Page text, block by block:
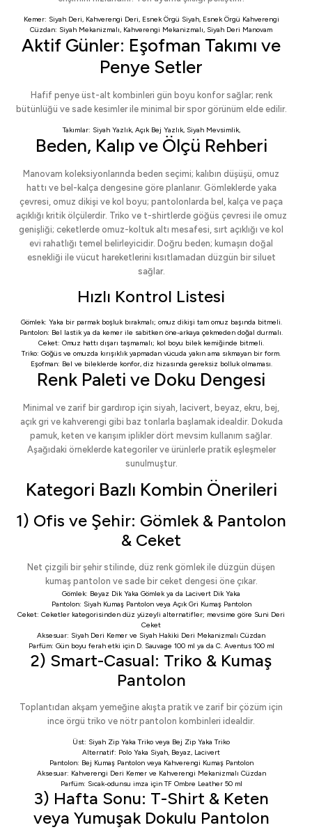
Kemer: Siyah Deri, Kahverengi Deri, Esnek Örgü Siyah, Esnek Örgü Kahverengi
Cüzdan: Siyah Mekanizmalı, Kahverengi Mekanizmalı, Siyah Deri Manovam
Aktif Günler: Eşofman Takımı ve
Penye Setler
Hafif penye üst-alt kombinleri gün boyu konfor sağlar; renk
bütünlüğü ve sade kesimler ile minimal bir spor görünüm elde edilir.
Takımlar: Siyah Yazlık, Açık Bej Yazlık, Siyah Mevsimlik,
Beden, Kalıp ve Ölçü Rehberi
Manovam koleksiyonlarında beden seçimi; kalıbın düşüşü, omuz
hattı ve bel-kalça dengesine göre planlanır. Gömleklerde yaka
çevresi, omuz dikişi ve kol boyu; pantolonlarda bel, kalça ve paça
açıklığı kritik ölçülerdir. Triko ve t-shirtlerde göğüs çevresi ile omuz
genişliği; ceketlerde omuz-koltuk altı mesafesi, sırt açıklığı ve kol
evi rahatlığı temel belirleyicidir. Doğru beden; kumaşın doğal
esnekliği ile vücut hareketlerini kısıtlamadan düzgün bir siluet
sağlar.
Hızlı Kontrol Listesi
Gömlek: Yaka bir parmak boşluk bırakmalı; omuz dikişi tam omuz başında bitmeli.
Pantolon: Bel lastik ya da kemer ile sabitken öne-arkaya çekmeden doğal durmalı.
Ceket: Omuz hattı dışarı taşmamalı; kol boyu bilek kemiğinde bitmeli.
Triko: Göğüs ve omuzda kırışıklık yapmadan vücuda yakın ama sıkmayan bir form.
Eşofman: Bel ve bileklerde konfor, diz hizasında gereksiz bolluk olmaması.
Renk Paleti ve Doku Dengesi
Minimal ve zarif bir gardırop için siyah, lacivert, beyaz, ekru, bej,
açık gri ve kahverengi gibi baz tonlarla başlamak idealdir. Dokuda
pamuk, keten ve karışım iplikler dört mevsim kullanım sağlar.
Aşağıdaki örneklerde kategoriler ve ürünlerle pratik eşleşmeler
sunulmuştur.
Kategori Bazlı Kombin Önerileri
1) Ofis ve Şehir: Gömlek & Pantolon
& Ceket
Net çizgili bir şehir stilinde, düz renk gömlek ile düzgün düşen
kumaş pantolon ve sade bir ceket dengesi öne çıkar.
Gömlek: Beyaz Dik Yaka Gömlek ya da Lacivert Dik Yaka
Pantolon: Siyah Kumaş Pantolonveya Açık Gri Kumaş Pantolon
Ceket: Ceketler kategorisinden düz yüzeyli alternatifler; mevsime göre Suni Deri
Ceket
Aksesuar: Siyah Deri Kemer ve Siyah Hakiki Deri Mekanizmalı Cüzdan
Parfüm: Gün boyu ferah etki için D. Sauvage 100 ml ya da C. Aventus 100 ml
2) Smart-Casual: Triko & Kumaş
Pantolon
Toplantıdan akşam yemeğine akışta pratik ve zarif bir çözüm için
ince örgü triko ve nötr pantolon kombinleri idealdir.
Üst: Siyah Zip Yaka Triko veya Bej Zip Yaka Triko
Alternatif: Polo Yaka Siyah, Beyaz, Lacivert
Pantolon: Bej Kumaş Pantolonveya Kahverengi Kumaş Pantolon
Aksesuar: Kahverengi Deri Kemerve Kahverengi Mekanizmalı Cüzdan
Parfüm: Sıcak-odunsu imza içinTF Ombre Leather 50 ml
3) Hafta Sonu: T-Shirt & Keten
veya Yumuşak Dokulu Pantolon